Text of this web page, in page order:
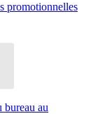
promotionnelles
bureau au